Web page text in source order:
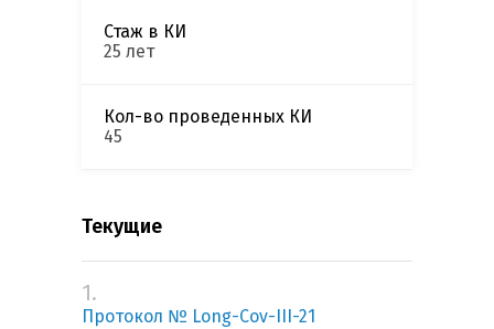
Стаж в КИ
25 лет
Кол-во проведенных КИ
45
Текущие
1.
Протокол № Long-Cov-III-21